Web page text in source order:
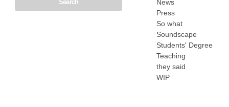
News
Press
So what
Soundscape
Students' Degree
Teaching
they said
WIP